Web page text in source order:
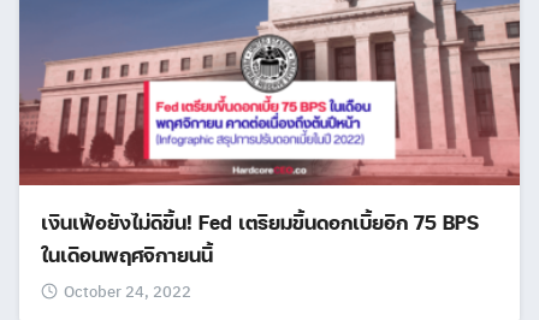
เงินเฟ้อยังไม่ดีขึ้น! Fed เตรียมขึ้นดอกเบี้ยอีก 75 BPS
ในเดือนพฤศจิกายนนี้
October 24, 2022